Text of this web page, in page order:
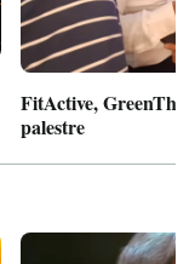
FitActive,
palestre